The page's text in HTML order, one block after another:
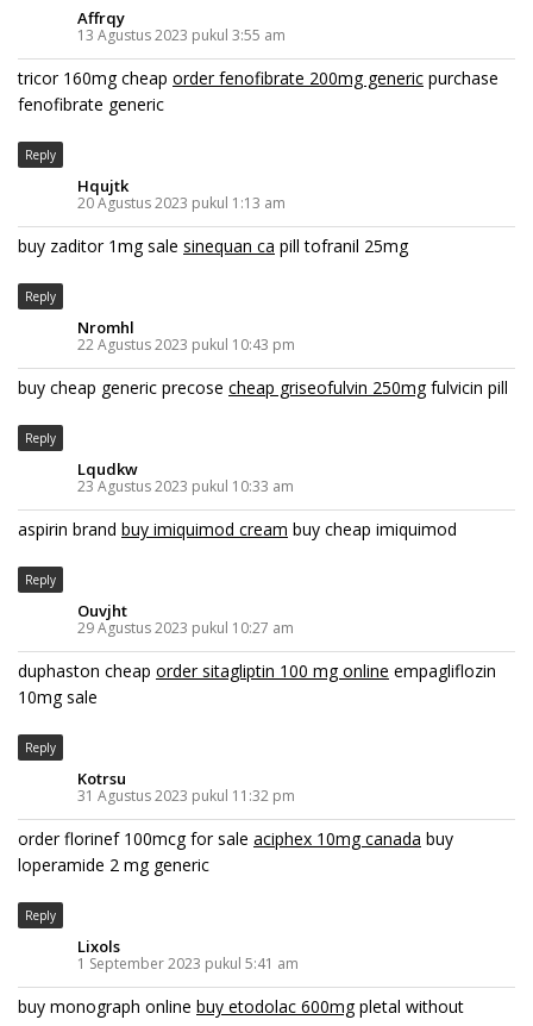
Affrqy
13 Agustus 2023 pukul 3:55 am
tricor 160mg cheap order fenofibrate 200mg generic purchase
fenofibrate generic
Reply
Hqujtk
20 Agustus 2023 pukul 1:13 am
buy zaditor 1mg sale sinequan ca pill tofranil 25mg
Reply
Nromhl
22 Agustus 2023 pukul 10:43 pm
buy cheap generic precose cheap griseofulvin 250mgfulvicin pill
Reply
Lqudkw
23 Agustus 2023 pukul 10:33 am
aspirin brand buy imiquimod cream buy cheap imiquimod
Reply
Ouvjht
29 Agustus 2023 pukul 10:27 am
duphaston cheap order sitagliptin 100 mg online empagliflozin
10mg sale
Reply
Kotrsu
31 Agustus 2023 pukul 11:32 pm
order florinef 100mcg for sale aciphex 10mg canada buy
loperamide 2 mg generic
Reply
Lixols
1 September 2023 pukul 5:41 am
buy monograph online buy etodolac 600mgpletal without